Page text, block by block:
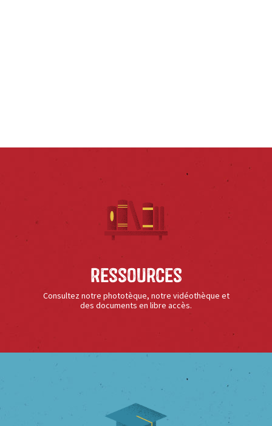
Ressources
Consultez notre phototèque, notre vidéothèque et
des documents en libre accès.